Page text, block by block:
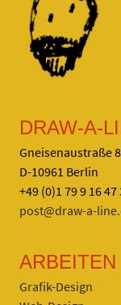
DRAW-A-
Gneisenaustraße
D-10961 Berlin
+49 (0)1 79 9 16 47
post@draw-a-
ARBEITEN
Grafik-Design